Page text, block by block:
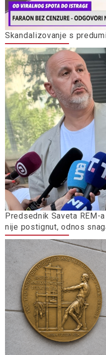
Skandalizovanje s
Predsednik Saveta REM-
nije postignut, odnos